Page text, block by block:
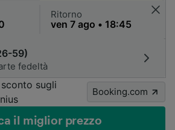
Ritorno
59)
fedeltà
sugli
Booking.com
il miglior prezzo